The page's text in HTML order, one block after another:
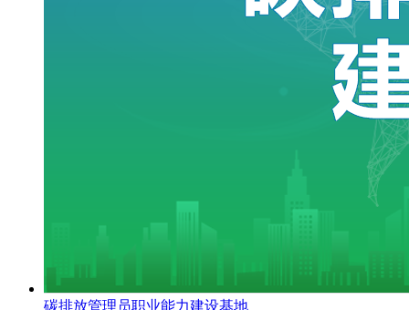
碳排放管理员职业能力建设基地